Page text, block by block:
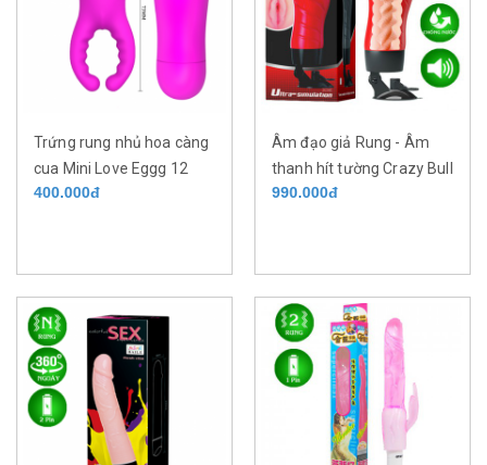
Trứng rung nhủ hoa càng
cua Mini Love Eggg 12
chế độ
400.000đ
Âm đạo giả Rung - Âm
thanh hít tường Crazy Bull
Delia
990.000đ